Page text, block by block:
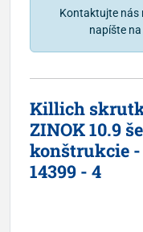
Kontaktujte nás
napíšte
Killich
ZINOK 10.9
konštrukcie -
14399 - 4